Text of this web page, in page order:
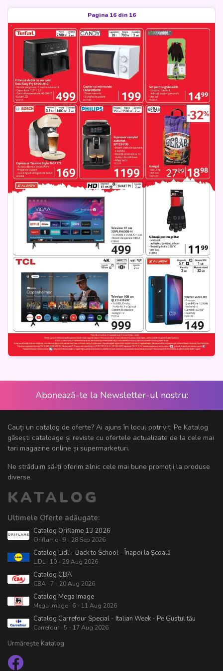
Pagina 16 din 16
Abonează-te la Newsletter-ul nostru:
Cauți un catalog de oferte? Ai ajuns în locul potrivit. Pe Katalog
găsești cataloage și reviste cu ofertele actualizate de la cele mai
tari magazine online și supermarketuri.
Ne străduim să-ți oferim zilnic cele mai bune promoții la produse
diverse.
KATALOG
Ultimele Oferte adăugate:
Catalog Oriflame 13 2026
Oriflame · 9 - 28 Sep 2026
Catalog Lidl - Back to School - Înapoi la Școală
LIDL · 10 - 29 Aug 2026
Catalog CBA
CBA · 7 - 20 Aug 2026
Catalog Mega Image
Mega Image · 6 - 11 Aug 2026
Catalog Carrefour Special - Italian Week - Pe Gustul tău
Carrefour · 5 - 17 Aug 2026
Urmărește Katalog